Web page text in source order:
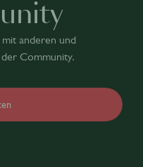
anderen und
Community.